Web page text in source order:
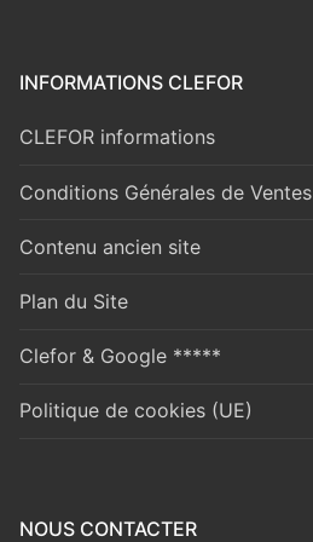
INFORMATIONS CLEFOR
CLEFOR informations
Conditions Générales de Ventes
Contenu ancien site
Plan du Site
Clefor & Google *****
Politique de cookies (UE)
NOUS CONTACTER